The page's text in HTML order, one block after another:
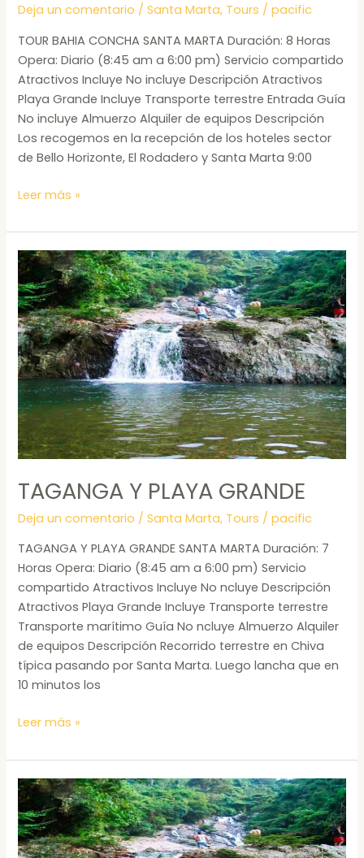
Deja un comentario /Santa Marta, Tours /pacific
TOUR BAHIA CONCHA SANTA MARTA Duración: 8 Horas
Opera: Diario (8:45 am a 6:00 pm) Servicio compartido
Atractivos Incluye No incluye Descripción Atractivos
Playa Grande Incluye Transporte terrestre Entrada Guía
No incluye Almuerzo Alquiler de equipos Descripción
Los recogemos en la recepción de los hoteles sector
de Bello Horizonte, El Rodadero y Santa Marta 9:00
Leer más »
TAGANGA Y PLAYA GRANDE
Deja un comentario /Santa Marta, Tours /pacific
TAGANGA Y PLAYA GRANDE SANTA MARTA Duración: 7
Horas Opera: Diario (8:45 am a 6:00 pm) Servicio
compartido Atractivos Incluye No ncluye Descripción
Atractivos Playa Grande Incluye Transporte terrestre
Transporte marítimo Guía No ncluye Almuerzo Alquiler
de equipos Descripción Recorrido terrestre en Chiva
típica pasando por Santa Marta. Luego lancha que en
10 minutos los
TAGANGA
Y
PLAYA
GRANDE
Leer más »
TOUR
QUEBRADA
VALENCIA